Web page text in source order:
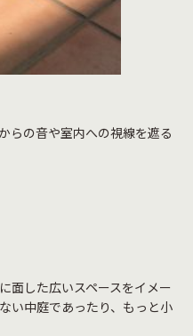
らの音や室内への視線を遮る
面した広いスペースをイメー
い中庭であったり、もっと小